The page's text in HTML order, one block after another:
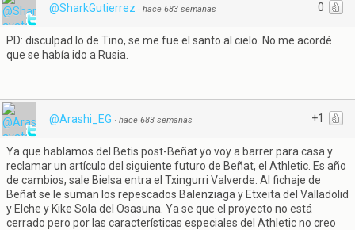
0
@SharkGutierrez · hace 683 semanas
PD: disculpad lo de Tino, se me fue el santo al cielo. No me acordé
que se había ido a Rusia.
+1
@Arashi_EG · hace 683 semanas
Ya que hablamos del Betis post-Beñat yo voy a barrer para casa y
reclamar un artículo del siguiente futuro de Beñat, el Athletic. Es año
de cambios, sale Bielsa entra el Txingurri Valverde. Al fichaje de
Beñat se le suman los repescados Balenziaga y Etxeita del Valladolid
y Elche y Kike Sola del Osasuna. Ya se que el proyecto no está
cerrado pero por las características especiales del Athletic no creo